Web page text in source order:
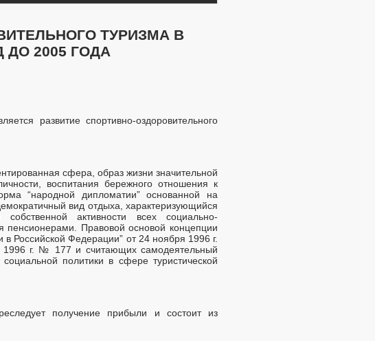
ТУРИЗМА В
2005 ГОДА
развитие спортивно-оздоровительного
сфера, образ жизни значительной
воспитания бережного отношения к
“народной дипломатии” основанной на
вид отдыха, характеризующийся
активности всех социально-
пенсионерами. Правовой основой концепции
Российской Федерации” от 24 ноября 1996 г.
г. № 177 и считающих самодеятельный
политики в сфере туристической
получение прибыли и состоит из